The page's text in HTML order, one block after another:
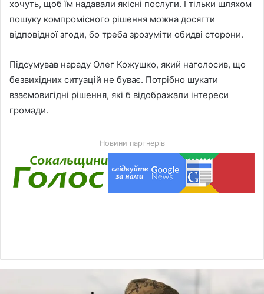
хочуть, щоб їм надавали якісні послуги. І тільки шляхом
пошуку компромісного рішення можна досягти
відповідної згоди, бо треба зрозуміти обидві сторони.
Підсумував нараду Олег Кожушко, який наголосив, що
безвихідних ситуацій не буває. Потрібно шукати
взаємовигідні рішення, які б відображали інтереси
громади.
Новини партнерів